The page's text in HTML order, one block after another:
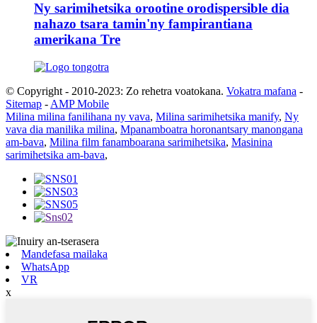
Ny sarimihetsika orootine orodispersible dia
nahazo tsara tamin'ny fampirantiana
amerikana Tre
© Copyright - 2010-2023: Zo rehetra voatokana. Vokatra mafana -
Sitemap - AMP Mobile
Milina milina fanilihana ny vava, Milina sarimihetsika manify, Ny
vava dia manilika milina, Mpanamboatra horonantsary manongana
am-bava, Milina film fanamboarana sarimihetsika, Masinina
sarimihetsika am-bava,
Mandefasa mailaka
WhatsApp
VR
x